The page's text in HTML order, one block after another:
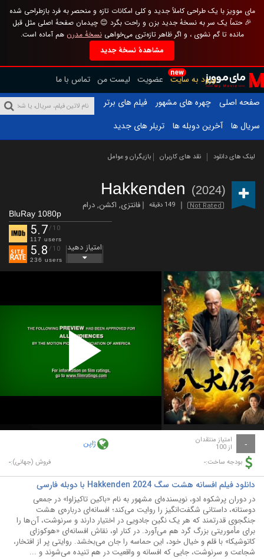
مای موویز با یک طراحی کاملاً جدید و کلی امکانات تازه و منحصر به فرد بازطراحی شده
🎉 حتماً یک سر به نسخهٔ جدید بزن و راحت بگرد 😊 چیدمان صفحهٔ اصلی مثل قبل
مانده تا گم نشوی ، و اگر ظاهر تازه‌تری می‌خواهینسخهٔ مدرن هم آماده است.
مشاهدهٔ نسخهٔ جدید
new
ورود به سایت عضویت لیست من تماس با ما
صفحه اصلی
چهره های مشهور
فیلم های برتر
سریال ها
آخرین دوبله ها تریلر های جدید
لینک های دانلود نقد های کاربران بازیگران و عوامل
Hakkenden (2024)
Not Rated 149 دقیقه فانتزی, اکشن,درام
BluRay 1080p
5.7/10
117 users
5.8 /10
236 users
امتیاز دهید
Play
Video
- امتیاز منتقدان
از 100 ژاپن
بودجه ساخت:- فروش (جهانی):-
دانلود فیلم افسانه هشت سگ Hakkenden 2024 با دوبله فارسی
در دوران پرشکوه ادو، نویسنده‌ای مشهور به نام «باکین تاکیزاوا» در جمعی
دوستانه، داستانی شگفت‌انگیز را روایت می‌کند؛ افسانه‌ای درباره‌ی هشت
جنگجوی قدرتمند که هر یک نگین جادویی در اختیار دارند و سرنوشت، آن‌ها را
برای مأموریتی بزرگ گرد هم می‌آورد. در کنار او، نقاش افسانه‌ای «هوکوزای
کاتوشیکا» با قلم و خیال خود، این حماسه را جان می‌بخشد. روایتی پر از افتخار،
شجاعت و سرنوشت، جایی که افسانه و واقعیت در هم تنیده می‌شوند و ...